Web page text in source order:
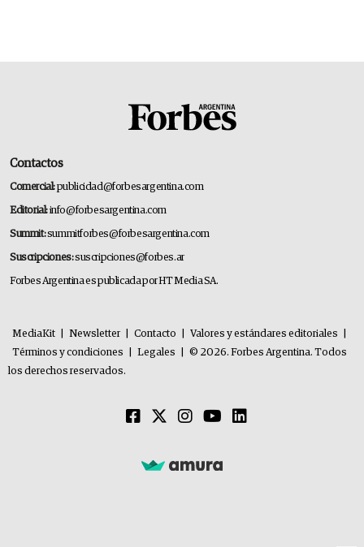
Contactos
Comercial:publicidad@forbesargentina.com
Editorial:info@forbesargentina.com
Summit:summitforbes@forbesargentina.com
Suscripciones:suscripciones@forbes.ar
Forbes Argentina es publicada por HT Media SA.
MediaKit Newsletter Contacto Valores y estándares editoriales
Términos y condiciones
Legales
© 2026. Forbes Argentina. Todos
los derechos reservados.